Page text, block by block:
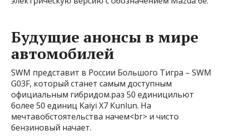
Будущие анонсы в мире
автомобилей
SWM представит в России Большого Тигра – SWM
G03F, который станет самым доступным
официальным гибридом.раз 50 единицильют
более 50 единиц Kaiyi X7 Kunlun. На
мечтавобстоятельства начем<br> и чисто
бензиновый начает.